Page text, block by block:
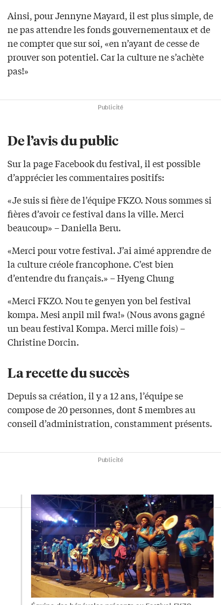
Ainsi, pour Jennyne Mayard, il est plus simple, de
ne pas attendre les fonds gouvernementaux et de
ne compter que sur soi, «en n’ayant de cesse de
prouver son potentiel. Car la culture ne s’achète
pas!»
Publicité
De l’avis du public
Sur la page Facebook du festival, il est possible
d’apprécier les commentaires positifs:
«Je suis si fière de l’équipe FKZO. Nous sommes si
fières d’avoir ce festival dans la ville. Merci
beaucoup» – Daniella Beru.
«Merci pour votre festival. J’ai aimé apprendre de
la culture créole francophone. C’est bien
d’entendre du français.» – Hyeng Chung
«Merci FKZO. Nou te genyen yon bel festival
kompa. Mesi anpil mil fwa!» (Nous avons gagné
un beau festival Kompa. Merci mille fois) –
Christine Dorcin.
La recette du succès
Depuis sa création, il y a 12 ans, l’équipe se
compose de 20 personnes, dont 5 membres au
conseil d’administration, constamment présents.
Publicité